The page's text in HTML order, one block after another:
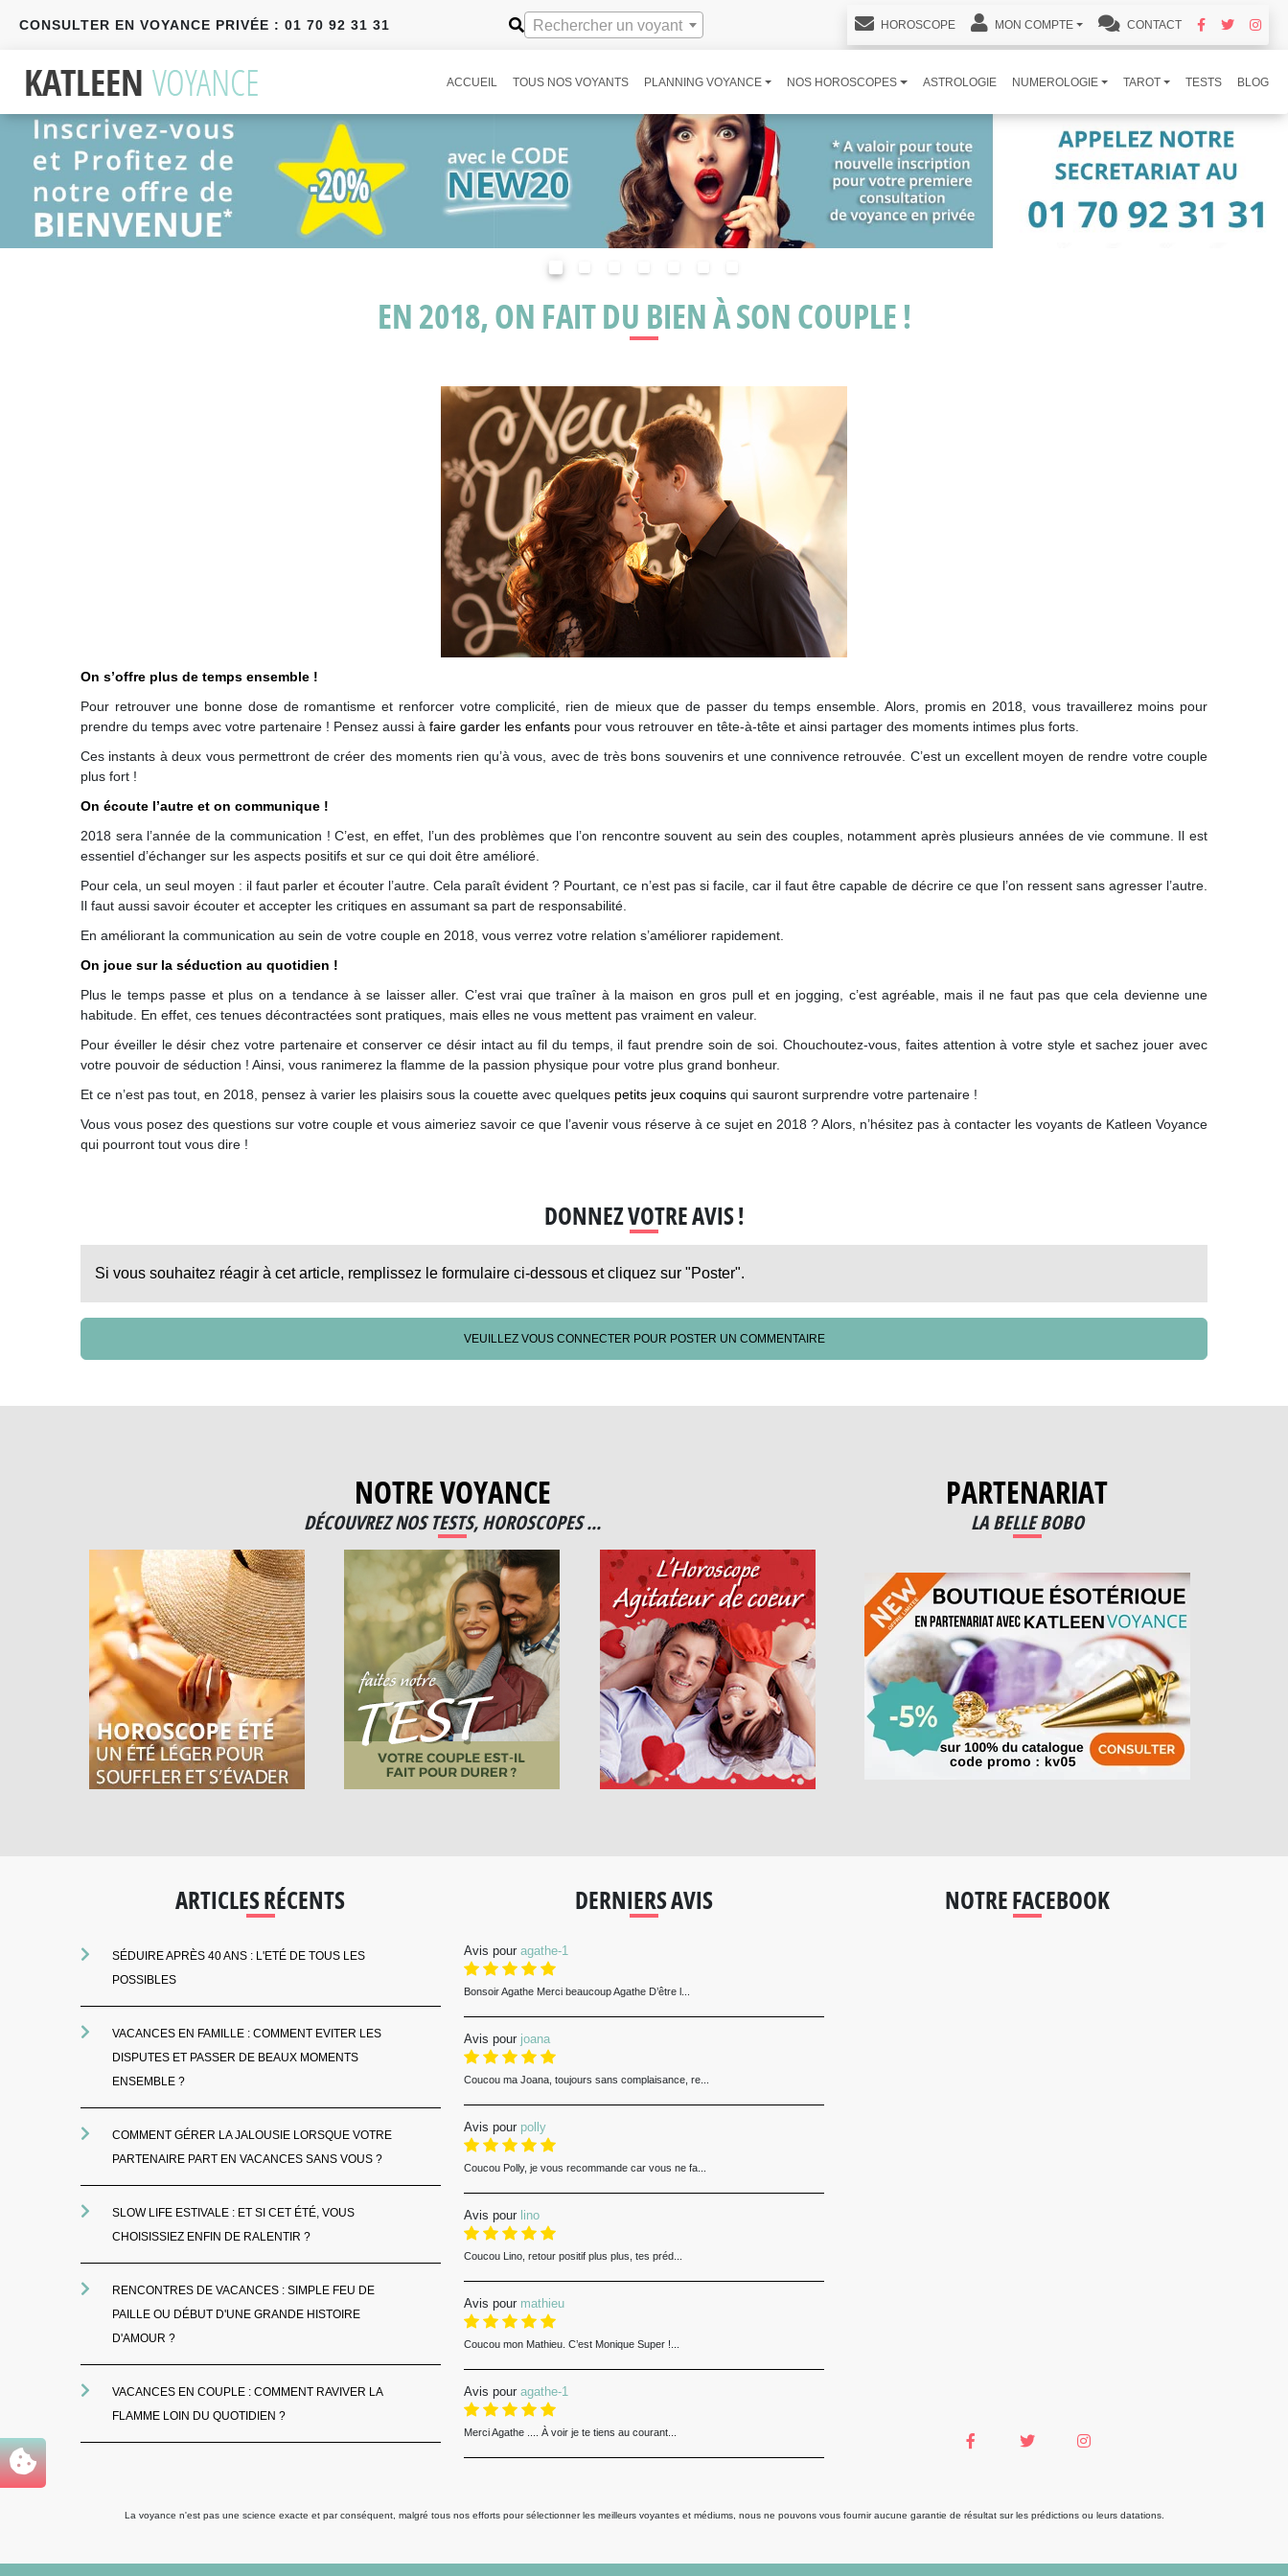
CONSULTER EN VOYANCE PRIVÉE : 01 70 92 31 31 Rechercher un voyant HOROSCOPE MON COMPTE CONTACT
ACCUEIL TOUS NOS VOYANTS PLANNING VOYANCE NOS HOROSCOPES ASTROLOGIE NUMEROLOGIE TAROT TESTS BLOG
EN 2018, ON FAIT DU BIEN À SON COUPLE !
On s’offre plus de temps ensemble !
Pour retrouver une bonne dose de romantisme et renforcer votre complicité, rien de mieux que de passer du temps ensemble. Alors, promis en 2018, vous travaillerez moins pour
prendre du temps avec votre partenaire ! Pensez aussi à faire garder les enfants pour vous retrouver en tête-à-tête et ainsi partager des moments intimes plus forts.
Ces instants à deux vous permettront de créer des moments rien qu’à vous, avec de très bons souvenirs et une connivence retrouvée. C’est un excellent moyen de rendre votre couple
plus fort !
On écoute l’autre et on communique !
2018 sera l’année de la communication ! C’est, en effet, l’un des problèmes que l’on rencontre souvent au sein des couples, notamment après plusieurs années de vie commune. Il est
essentiel d’échanger sur les aspects positifs et sur ce qui doit être amélioré.
Pour cela, un seul moyen : il faut parler et écouter l’autre. Cela paraît évident ? Pourtant, ce n’est pas si facile, car il faut être capable de décrire ce que l’on ressent sans agresser l’autre.
Il faut aussi savoir écouter et accepter les critiques en assumant sa part de responsabilité.
En améliorant la communication au sein de votre couple en 2018, vous verrez votre relation s’améliorer rapidement.
On joue sur la séduction au quotidien !
Plus le temps passe et plus on a tendance à se laisser aller. C’est vrai que traîner à la maison en gros pull et en jogging, c’est agréable, mais il ne faut pas que cela devienne une
habitude. En effet, ces tenues décontractées sont pratiques, mais elles ne vous mettent pas vraiment en valeur.
Pour éveiller le désir chez votre partenaire et conserver ce désir intact au fil du temps, il faut prendre soin de soi. Chouchoutez-vous, faites attention à votre style et sachez jouer avec
votre pouvoir de séduction ! Ainsi, vous ranimerez la flamme de la passion physique pour votre plus grand bonheur.
Et ce n’est pas tout, en 2018, pensez à varier les plaisirs sous la couette avec quelques petits jeux coquins qui sauront surprendre votre partenaire !
Vous vous posez des questions sur votre couple et vous aimeriez savoir ce que l’avenir vous réserve à ce sujet en 2018 ? Alors, n’hésitez pas à contacter les voyants de Katleen Voyance
qui pourront tout vous dire !
DONNEZ VOTRE AVIS !
Si vous souhaitez réagir à cet article, remplissez le formulaire ci-dessous et cliquez sur "Poster".
VEUILLEZ VOUS CONNECTER POUR POSTER UN COMMENTAIRE
NOTRE VOYANCE
DÉCOUVREZ NOS TESTS, HOROSCOPES ...
PARTENARIAT
LA BELLE BOBO
ARTICLES RÉCENTS
SÉDUIRE APRÈS 40 ANS : L'ETÉ DE TOUS LES
POSSIBLES
VACANCES EN FAMILLE : COMMENT EVITER LES
DISPUTES ET PASSER DE BEAUX MOMENTS
ENSEMBLE ?
COMMENT GÉRER LA JALOUSIE LORSQUE VOTRE
PARTENAIRE PART EN VACANCES SANS VOUS ?
SLOW LIFE ESTIVALE : ET SI CET ÉTÉ, VOUS
CHOISISSIEZ ENFIN DE RALENTIR ?
RENCONTRES DE VACANCES : SIMPLE FEU DE
PAILLE OU DÉBUT D'UNE GRANDE HISTOIRE
D'AMOUR ?
VACANCES EN COUPLE : COMMENT RAVIVER LA
FLAMME LOIN DU QUOTIDIEN ?
DERNIERS AVIS
Avis pour agathe-1
Bonsoir Agathe Merci beaucoup Agathe D’être l...
Avis pour joana
Coucou ma Joana, toujours sans complaisance, re...
Avis pour polly
Coucou Polly, je vous recommande car vous ne fa...
Avis pour lino
Coucou Lino, retour positif plus plus, tes préd...
Avis pour mathieu
Coucou mon Mathieu. C’est Monique Super !...
Avis pour agathe-1
Merci Agathe .... À voir je te tiens au courant...
NOTRE FACEBOOK
La voyance n'est pas une science exacte et par conséquent, malgré tous nos efforts pour sélectionner les meilleurs voyantes et médiums, nous ne pouvons vous fournir aucune garantie de résultat sur les prédictions ou leurs datations.